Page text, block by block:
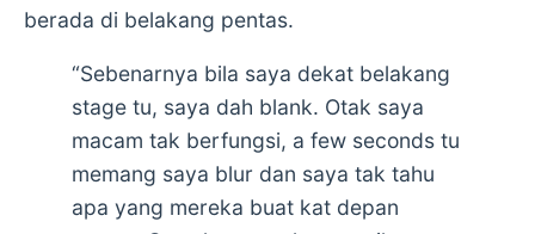
berada di belakang pentas.
“Sebenarnya bila saya dekat belakang
stage tu, saya dah blank. Otak saya
macam tak berfungsi, a few seconds tu
memang saya blur dan saya tak tahu
apa yang mereka buat kat depan